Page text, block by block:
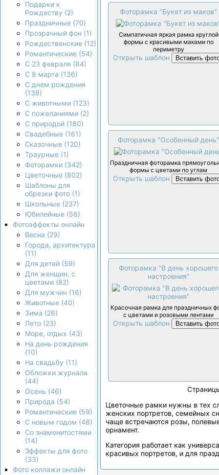
Подарки к
Рождеству (2)
Праздничные (70)
Прозрачный фон (1)
Рождественские (12)
Романтические (54)
С 23 февраля (84)
С 8 марта (136)
С днем рождения
(138)
С животными (123)
С пожеланиями (2)
С природой (180)
Свадебные (161)
Сказочные (120)
Траурные (1)
Фоторамки (342)
Цветочные (802)
Шаблоны для
обрезки фото (1)
Школьные (237)
Юбилейные (56)
Фотоэффекты онлайн
Весна (29)
Города, архитектура
(11)
Для детей (59)
Для женщин, с
цветами (82)
Для мужчин (16)
Животные (40)
Зима (26)
Лето (23)
Море, отдых (43)
На день рождения
(10)
На свадьбу (11)
Обложки журнала
(44)
Осень (46)
Природа (54)
Романтические (59)
С новым годом (48)
Со знаменитостями
(14)
Эффекты для фото
(33)
Фото коллажи онлайн
Фоторамка "Букет из маков"
Симпатичная яркая рамка круглой
формы с красивыми маками по
периметру
Открыть шаблон Вставить
Фоторамка "Особенный день"
Праздничная фоторамка
формы с цветами по углам
Открыть шаблон Вставить
Фоторамка "В день хорошего
настроения"
Красочная рамка для праздничных
с цветами и розовыми лентами
Открыть шаблон Вставить
Цветочные рамки нужны в тех
женских портретов, семейных
чаще встречаются розы,
орнамент.
Категория работает как
красивых портретов, и для